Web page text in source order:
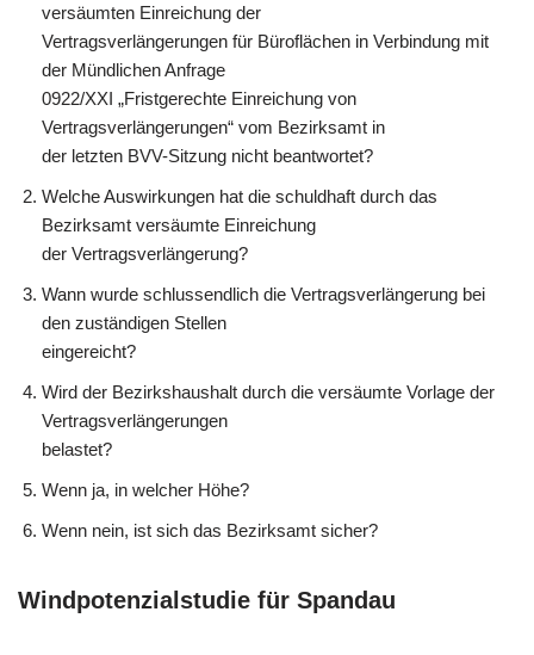
versäumten Einreichung der
Vertragsverlängerungen für Büroflächen in Verbindung mit
der Mündlichen Anfrage
0922/XXI „Fristgerechte Einreichung von
Vertragsverlängerungen“ vom Bezirksamt in
der letzten BVV-Sitzung nicht beantwortet?
Welche Auswirkungen hat die schuldhaft durch das
Bezirksamt versäumte Einreichung
der Vertragsverlängerung?
Wann wurde schlussendlich die Vertragsverlängerung bei
den zuständigen Stellen
eingereicht?
Wird der Bezirkshaushalt durch die versäumte Vorlage der
Vertragsverlängerungen
belastet?
Wenn ja, in welcher Höhe?
Wenn nein, ist sich das Bezirksamt sicher?
Windpotenzialstudie für Spandau